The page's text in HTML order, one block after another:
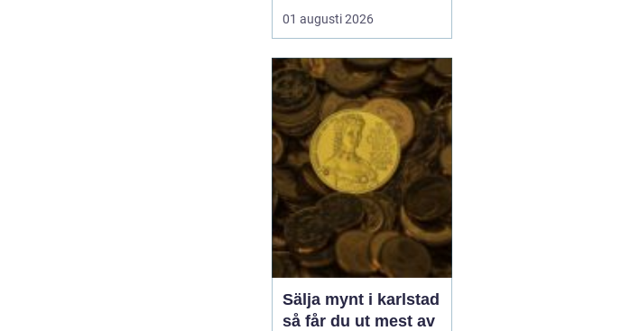
semester med
avkoppling, god mat och
Landet erbjuder några av
Europas mest pålitliga
vågor, milda vintrar...
01 augusti 2026
Sälja mynt i karlstad
så får du ut mest av